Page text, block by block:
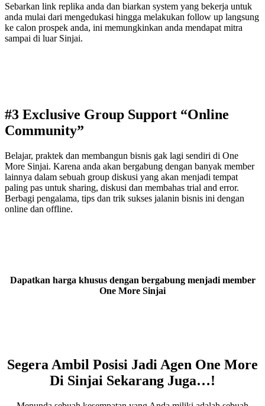
Sebarkan link replika anda dan biarkan system yang bekerja untuk
anda mulai dari mengedukasi hingga melakukan follow up langsung
ke calon prospek anda, ini memungkinkan anda mendapat mitra
sampai di luar Sinjai.
#3 Exclusive Group Support “Online
Community”
Belajar, praktek dan membangun bisnis gak lagi sendiri di One
More Sinjai. Karena anda akan bergabung dengan banyak member
lainnya dalam sebuah group diskusi yang akan menjadi tempat
paling pas untuk sharing, diskusi dan membahas trial and error.
Berbagi pengalama, tips dan trik sukses jalanin bisnis ini dengan
online dan offline.
Dapatkan harga khusus dengan bergabung menjadi member
One More Sinjai
Segera Ambil Posisi Jadi Agen One More
Di Sinjai Sekarang Juga…!